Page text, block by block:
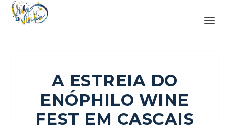
A ESTREIA DO
ENÓPHILO WINE
FEST EM CASCAIS